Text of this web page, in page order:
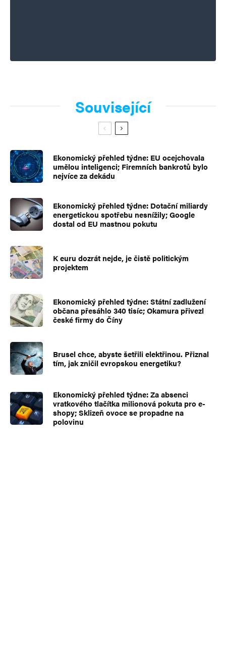
Související
Ekonomický přehled týdne: EU ocejchovala
umělou inteligenci; Firemních bankrotů bylo
nejvíce za dekádu
Ekonomický přehled týdne: Dotační miliardy
energetickou spotřebu nesnížily; Google
dostal od EU mastnou pokutu
K euru dozrát nejde, je čistě politickým
projektem
Ekonomický přehled týdne: Státní zadlužení
občana přesáhlo 340 tisíc; Okamura přivezl
české firmy do Číny
Brusel chce, abyste šetřili elektřinou. Přiznal
tím, jak zničil evropskou energetiku?
Ekonomický přehled týdne: Za absenci
vratkového tlačítka milionová pokuta pro e-
shopy; Sklizeň ovoce se propadne na
polovinu